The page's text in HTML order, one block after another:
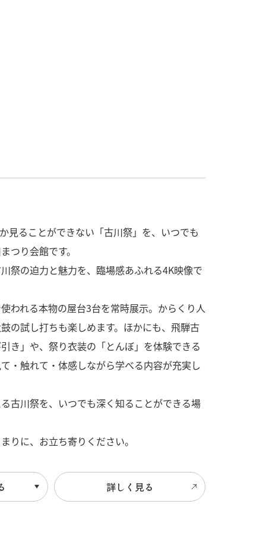
見ることができない「古川祭」を、いつでも
つり会館です。
祭の迫力と魅力を、臨場感あふれる4K映像で
われる本物の屋台3台を常時展示。からくり人
の試し打ちも楽しめます。ほかにも、飛騨古
き」や、祭り衣装の「とんぼ」を体験できる
・触れて・体感しながら学べる内容が充実し
古川祭を、いつでも深く知ることができる場
りに、お立ち寄りください。
詳しく見る